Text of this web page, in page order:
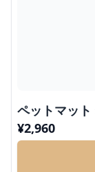
ペットマッ
¥2,960